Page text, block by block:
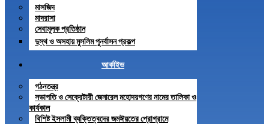
মাসজিদ
মাদরাসা
সেবামূলক প্রতিষ্ঠান
দুস্থ ও অসহায় মুসলিম পুনর্বাসন প্রকল্প
আর্কাইভ
গঠনতন্ত্র
সভাপতি ও সেক্রেটারী জেনারেল মহোদয়গণের নামের তালিকা ও
কার্যকাল
বিশিষ্ট ইসলামী ব্যক্তিত্বদের জমঈয়তের প্রোগ্রামে